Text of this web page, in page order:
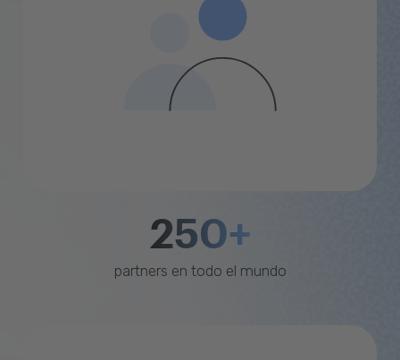
250+
partners en todo el mundo